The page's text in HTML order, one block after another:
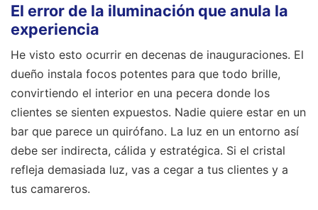
El error de la iluminación que anula la
experiencia
He visto esto ocurrir en decenas de inauguraciones. El
dueño instala focos potentes para que todo brille,
convirtiendo el interior en una pecera donde los
clientes se sienten expuestos. Nadie quiere estar en un
bar que parece un quirófano. La luz en un entorno así
debe ser indirecta, cálida y estratégica. Si el cristal
refleja demasiada luz, vas a cegar a tus clientes y a
tus camareros.